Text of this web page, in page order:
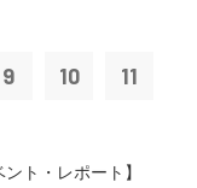
9 10 11